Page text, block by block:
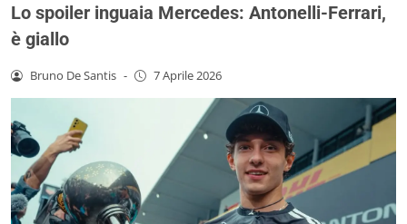
Lo spoiler inguaia Mercedes: Antonelli-Ferrari,
è giallo
Bruno De Santis - 7 Aprile 2026